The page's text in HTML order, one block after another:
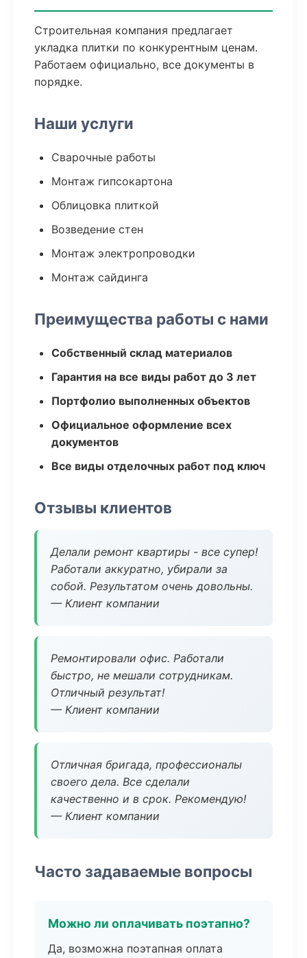
Строительная компания предлагает
укладка плитки по конкурентным ценам.
Работаем официально, все документы в
порядке.
Наши услуги
Сварочные работы
Монтаж гипсокартона
Облицовка плиткой
Возведение стен
Монтаж электропроводки
Монтаж сайдинга
Преимущества работы с нами
Собственный склад материалов
Гарантия на все виды работ до 3 лет
Портфолио выполненных объектов
Официальное оформление всех
документов
Все виды отделочных работ под ключ
Отзывы клиентов
Делали ремонт квартиры - все супер!
Работали аккуратно, убирали за
собой. Результатом очень довольны.
— Клиент компании
Ремонтировали офис. Работали
быстро, не мешали сотрудникам.
Отличный результат!
— Клиент компании
Отличная бригада, профессионалы
своего дела. Все сделали
качественно и в срок. Рекомендую!
— Клиент компании
Часто задаваемые вопросы
Можно ли оплачивать поэтапно?
Да, возможна поэтапная оплата